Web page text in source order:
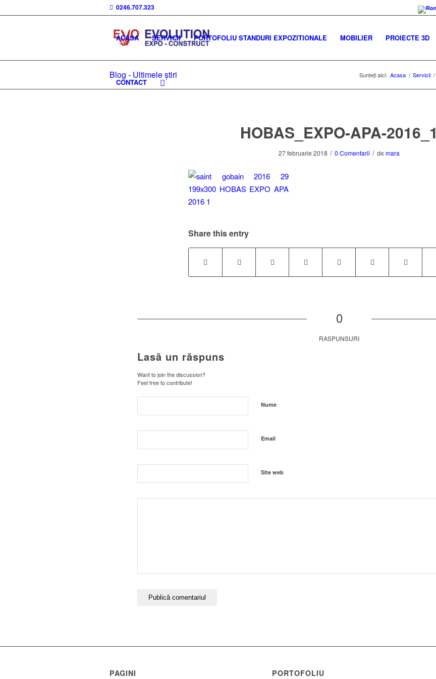
0246.707.323
ACASA SERVICII PORTOFOLIU STANDURI EXPOZITIONALE MOBILIER PROIECTE 3D
CONTACT
Blog - Ultimele știri Sunteți aici: Acasa / Servicii /
HOBAS_EXPO-APA-2016_1
27 februarie 2018 / 0 Comentarii / demara
Share this entry
0
RASPUNSURI
Lasă un răspuns
Want to join the discussion?
Feel free to contribute!
Nume
Email
Site web
PAGINI PORTOFOLIU